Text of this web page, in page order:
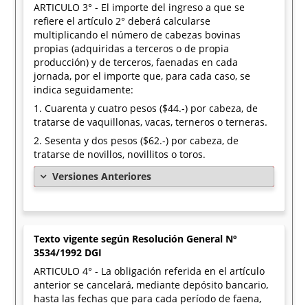
ARTICULO 3° - El importe del ingreso a que se
refiere el artículo 2° deberá calcularse
multiplicando el número de cabezas bovinas
propias (adquiridas a terceros o de propia
producción) y de terceros, faenadas en cada
jornada, por el importe que, para cada caso, se
indica seguidamente:
1. Cuarenta y cuatro pesos ($44.-) por cabeza, de
tratarse de vaquillonas, vacas, terneros o terneras.
2. Sesenta y dos pesos ($62.-) por cabeza, de
tratarse de novillos, novillitos o toros.
Versiones Anteriores
Texto vigente según Resolución General Nº
3534/1992 DGI
ARTICULO 4° - La obligación referida en el artículo
anterior se cancelará, mediante depósito bancario,
hasta las fechas que para cada período de faena,